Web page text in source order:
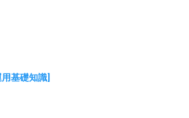
基礎知識]